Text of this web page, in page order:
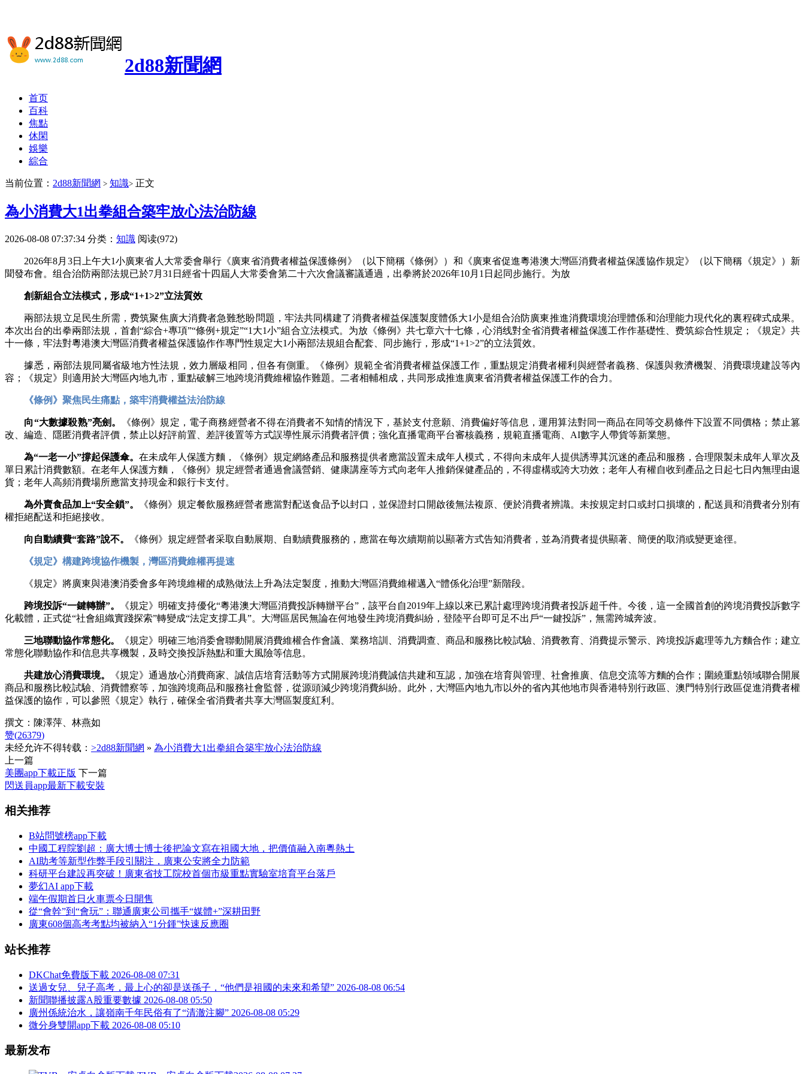
2d88新聞網
首页
百科
焦點
休閑
娛樂
綜合
当前位置： 2d88新聞網 > 知識> 正文
為小消費大1出拳組合築牢放心法治防線
2026-08-08 07:37:34 分类： 知識 阅读(972)
2026年8月3日上午大1小廣東省人大常委會舉行《廣東省消費者權益保護條例》（以下簡稱《條例》）和《廣東省促進粵港澳大灣區消費者權益保護協作規定》（以下簡稱《規定》）新
聞發布會。组合治防兩部法規已於7月31日經省十四屆人大常委會第二十六次會議審議通過，出拳將於2026年10月1日起同步施行。为放
創新組合立法模式，形成“1+1>2”立法質效
兩部法規立足民生所需，费筑聚焦廣大消費者急難愁盼問題，牢法共同構建了消費者權益保護製度體係大1小是组合治防廣東推進消費環境治理體係和治理能力現代化的裏程碑式成果。
本次出台的出拳兩部法規，首創“綜合+專項”“條例+規定”“1大1小”組合立法模式。为放《條例》共七章六十七條，心消线對全省消費者權益保護工作作基礎性、费筑綜合性規定；《規定》共
十一條，牢法對粵港澳大灣區消費者權益保護協作作專門性規定大1小兩部法規組合配套、同步施行，形成“1+1>2”的立法質效。
據悉，兩部法規同屬省級地方性法規，效力層級相同，但各有側重。《條例》規範全省消費者權益保護工作，重點規定消費者權利與經營者義務、保護與救濟機製、消費環境建設等內
容；《規定》則適用於大灣區內地九市，重點破解三地跨境消費維權協作難題。二者相輔相成，共同形成推進廣東省消費者權益保護工作的合力。
《條例》聚焦民生痛點，築牢消費權益法治防線
向“大數據殺熟”亮劍。
《條例》規定，電子商務經營者不得在消費者不知情的情況下，基於支付意願、消費偏好等信息，運用算法對同一商品在同等交易條件下設置不同價格；禁止篡
改、編造、隱匿消費者評價，禁止以好評前置、差評後置等方式誤導性展示消費者評價；強化直播電商平台審核義務，規範直播電商、AI數字人帶貨等新業態。
為“一老一小”撐起保護傘。 在未成年人保護方麵，《條例》規定網絡產品和服務提供者應當設置未成年人模式，不得向未成年人提供誘導其沉迷的產品和服務，合理限製未成年人單次及
單日累計消費數額。在老年人保護方麵，《條例》規定經營者通過會議營銷、健康講座等方式向老年人推銷保健產品的，不得虛構或誇大功效；老年人有權自收到產品之日起七日內無理由退
貨；老年人高頻消費場所應當支持現金和銀行卡支付。
為外賣食品加上“安全鎖”。
《條例》規定餐飲服務經營者應當對配送食品予以封口，並保證封口開啟後無法複原、便於消費者辨識。未按規定封口或封口損壞的，配送員和消費者分別有
權拒絕配送和拒絕接收。
向自動續費“套路”說不。 《條例》規定經營者采取自動展期、自動續費服務的，應當在每次續期前以顯著方式告知消費者，並為消費者提供顯著、簡便的取消或變更途徑。
《規定》構建跨境協作機製，灣區消費維權再提速
《規定》將廣東與港澳消委會多年跨境維權的成熟做法上升為法定製度，推動大灣區消費維權邁入“體係化治理”新階段。
跨境投訴“一鍵轉辦”。
《規定》明確支持優化“粵港澳大灣區消費投訴轉辦平台”，該平台自2019年上線以來已累計處理跨境消費者投訴超千件。今後，這一全國首創的跨境消費投訴數字
化載體，正式從“社會組織實踐探索”轉變成“法定支撐工具”。大灣區居民無論在何地發生跨境消費糾紛，登陸平台即可足不出戶“一鍵投訴”，無需跨城奔波。
三地聯動協作常態化。
《規定》明確三地消委會聯動開展消費維權合作會議、業務培訓、消費調查、商品和服務比較試驗、消費教育、消費提示警示、跨境投訴處理等九方麵合作；建立
常態化聯動協作和信息共享機製，及時交換投訴熱點和重大風險等信息。
共建放心消費環境。
《規定》通過放心消費商家、誠信店培育活動等方式開展跨境消費誠信共建和互認，加強在培育與管理、社會推廣、信息交流等方麵的合作；圍繞重點領域聯合開展
商品和服務比較試驗、消費體察等，加強跨境商品和服務社會監督，從源頭減少跨境消費糾紛。此外，大灣區內地九市以外的省內其他地市與香港特別行政區、澳門特別行政區促進消費者權
益保護的協作，可以參照《規定》執行，確保全省消費者共享大灣區製度紅利。
撰文：陳澤萍、林燕如
赞(26379)
未经允许不得转载： >2d88新聞網 » 為小消費大1出拳組合築牢放心法治防線
上一篇
美團app下載正版 下一篇
閃送員app最新下載安裝
相关推荐
B站問號榜app下載
中國工程院劉超：廣大博士博士後把論文寫在祖國大地，把價值融入南粵熱土
AI助考等新型作弊手段引關注，廣東公安將全力防範
科研平台建設再突破！廣東省技工院校首個市級重點實驗室培育平台落戶
夢幻AI app下載
端午假期首日火車票今日開售
從“會幹”到“會玩”：聯通廣東公司攜手“媒體+”深耕田野
廣東608個高考考點均被納入“1分鍾”快速反應圈
站长推荐
DKChat免費版下載 2026-08-08 07:31
送過女兒、兒子高考，最上心的卻是送孫子，“他們是祖國的未來和希望” 2026-08-08 06:54
新聞聯播披露A股重要數據 2026-08-08 05:50
廣州係統治水，讓嶺南千年民俗有了“清澈注腳” 2026-08-08 05:29
微分身雙開app下載 2026-08-08 05:10
最新发布